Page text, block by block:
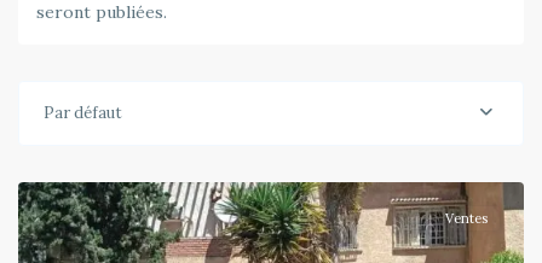
seront publiées.
Par défaut
Ventes